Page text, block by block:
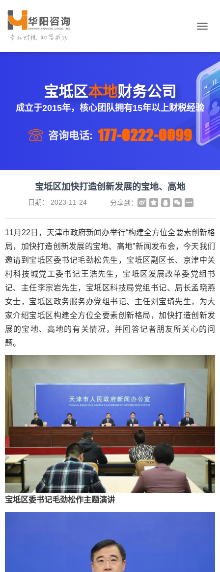
导
宝坻区本地财务公司
成立于2015年，核心团队拥有15年以上财税经验
咨询电话: 177-0222-0099
宝坻区加快打造创新发展的宝地、高地
日期： 2023-11-24 分享到：
11月22日，天津市政府新闻办举行“构建全方位全要素创新格
局，加快打造创新发展的宝地、高地”新闻发布会，今天我们
邀请到宝坻区委书记毛劲松先生，宝坻区副区长、京津中关
村科技城党工委书记王浩先生，宝坻区发展改革委党组书
记、主任李宗岩先生，宝坻区科技局党组书记、局长孟晓燕
女士，宝坻区政务服务办党组书记、主任刘宝琦先生，为大
家介绍宝坻区构建全方位全要素创新格局，加快打造创新发
展的宝地、高地的有关情况，并回答记者朋友所关心的问
题。
宝坻区委书记毛劲松作主题演讲